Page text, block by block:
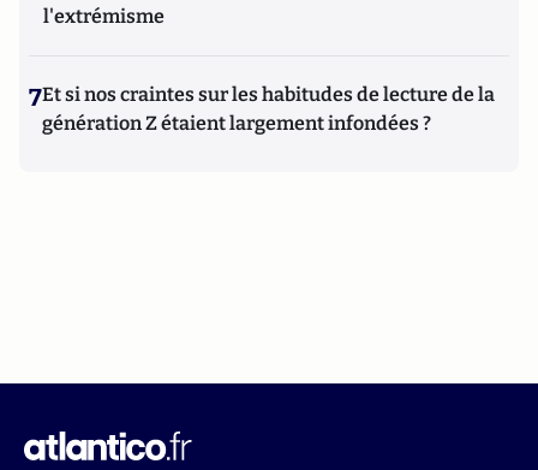
l'extrémisme
7Et si nos craintes sur les habitudes de lecture de la
génération Z étaient largement infondées ?